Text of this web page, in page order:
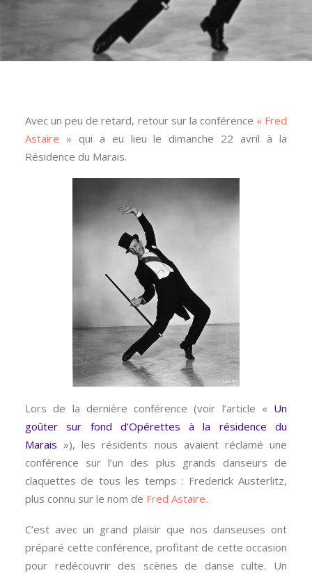
Avec un peu de retard, retour sur la conférence « Fred
Astaire » qui a eu lieu le dimanche 22 avril à la
Résidence du Marais.
Lors de la dernière conférence (voir l’article « Un
goûter sur fond d’Opérettes à la résidence du
Marais »), les résidents nous avaient réclamé une
conférence sur l’un des plus grands danseurs de
claquettes de tous les temps : Frederick Austerlitz,
plus connu sur le nom de Fred Astaire.
C’est avec un grand plaisir que nos danseuses ont
préparé cette conférence, profitant de cette occasion
pour redécouvrir des scènes de danse culte. Un